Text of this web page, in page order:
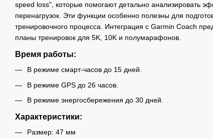
speed loss", которые помогают детально анализировать
перенагрузок. Эти функции особенно полезны для
тренировочного процесса. Интеграция с Garmin Coach
планы тренировок для 5K, 10K и полумарафонов.
Время работы:
В режиме смарт-часов до 15 дней.
В режиме GPS до 26 часов.
В режиме энергосбережения до 30 дней.
Характеристики:
Размер: 47 мм